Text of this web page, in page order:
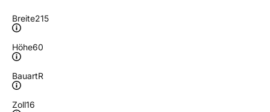
Breite215
Höhe60
BauartR
Zoll16